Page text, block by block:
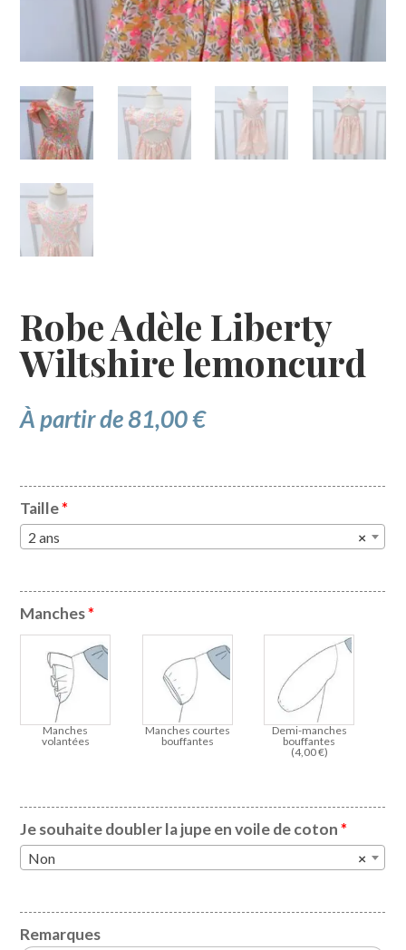
Robe Adèle Liberty
Wiltshire lemoncurd
À partir de81,00€
Taille*
×
2 ans
Manches*
Manches
volantées
Manches courtes
bouffantes
Demi-manches
bouffantes
(4,00€)
Je souhaite doubler la jupe en voile de coton*
×
Non
Remarques